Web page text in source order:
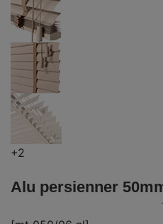
+2
Alu persienner